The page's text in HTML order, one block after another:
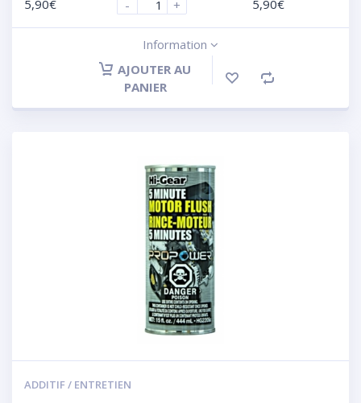
5,90€
-
+
5,90€
Information
AJOUTER AU
PANIER
ADDITIF / ENTRETIEN